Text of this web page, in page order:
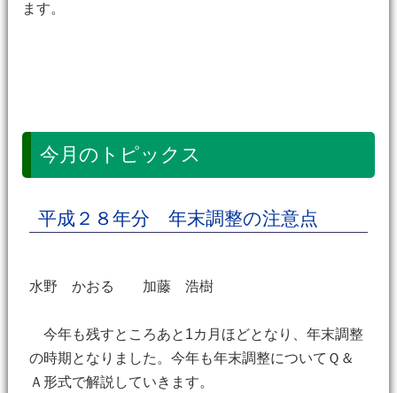
ます。
今月のトピックス
平成２８年分 年末調整の注意点
水野 かおる 加藤 浩樹
今年も残すところあと1カ月ほどとなり、年末調整
の時期となりました。今年も年末調整についてＱ＆
Ａ形式で解説していきます。